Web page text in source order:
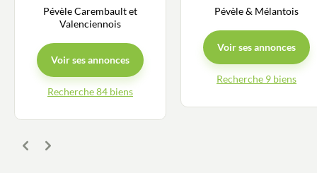
Pévèle Carembault et
Valenciennois
Voir ses annonces
Recherche 84 biens
Pévèle & Mélantois
Voir ses annonces
Recherche 9 biens
Précédent
Suivant